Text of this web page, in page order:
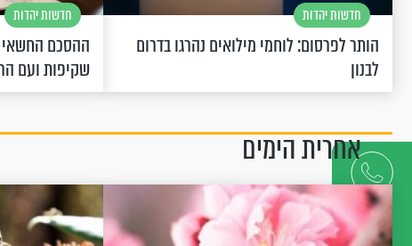
דברו
איתנו
חדשות יהדות
הותר לפרסום: לוחמי מילואים נהרגו בדרום
לבנון
חדשות יהדות
ההסכם החשאי
שקיפות ועם
אחרית הימים